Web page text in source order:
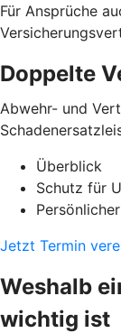
Für Ansprüche
Doppelte
Abwehr- und
Überblick
Schutz für
Jetzt Termin
Weshalb
wichtig ist